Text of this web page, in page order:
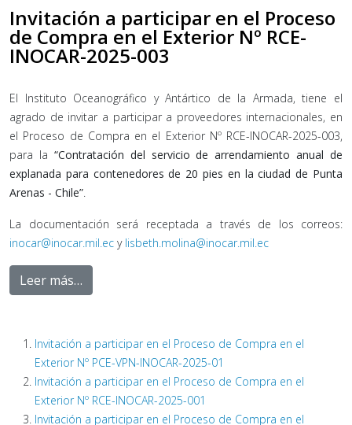
Invitación a participar en el Proceso
de Compra en el Exterior Nº RCE-
INOCAR-2025-003
El Instituto Oceanográfico y Antártico de la Armada, tiene el
agrado de invitar a participar a proveedores internacionales, en
el Proceso de Compra en el Exterior Nº RCE-INOCAR-2025-003,
para la “Contratación del servicio de arrendamiento anual de
explanada para contenedores de 20 pies en la ciudad de Punta
Arenas - Chile”.
La documentación será receptada a través de los correos:
inocar@inocar.mil.ec y lisbeth.molina@inocar.mil.ec
Leer más…
Invitación a participar en el Proceso de Compra en el
Exterior Nº PCE-VPN-INOCAR-2025-01
Invitación a participar en el Proceso de Compra en el
Exterior Nº RCE-INOCAR-2025-001
Invitación a participar en el Proceso de Compra en el